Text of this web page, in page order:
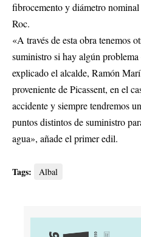
fibrocemento y diámetro
Roc.
«A través de esta obra tenemos
suministro si hay algún
explicado el alcalde, Ramón
proveniente de Picassent, en el
accidente y siempre tendremos
puntos distintos de suministro
agua», añade el primer edil.
Tags: Albal